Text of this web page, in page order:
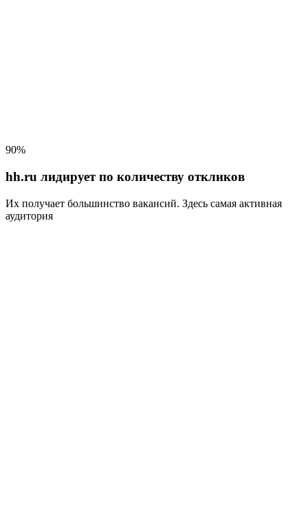
90%
hh.ru лидирует по количеству откликов
Их получает большинство вакансий. Здесь самая активная
аудитория